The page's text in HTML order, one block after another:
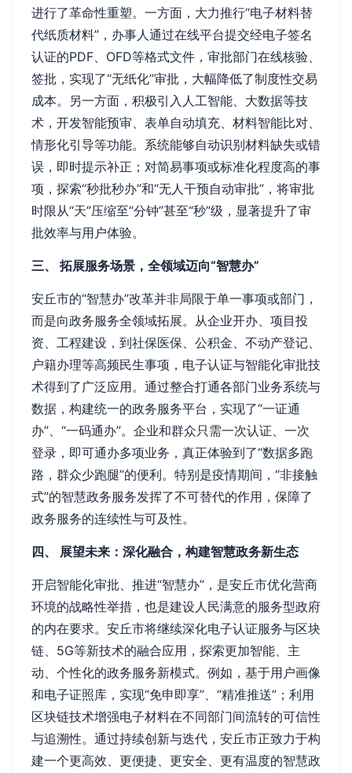
进行了革命性重塑。一方面，大力推行“电子材料替
代纸质材料”，办事人通过在线平台提交经电子签名
认证的PDF、OFD等格式文件，审批部门在线核验、
签批，实现了“无纸化”审批，大幅降低了制度性交易
成本。另一方面，积极引入人工智能、大数据等技
术，开发智能预审、表单自动填充、材料智能比对、
情形化引导等功能。系统能够自动识别材料缺失或错
误，即时提示补正；对简易事项或标准化程度高的事
项，探索“秒批秒办”和“无人干预自动审批”，将审批
时限从“天”压缩至“分钟”甚至“秒”级，显著提升了审
批效率与用户体验。
三、 拓展服务场景，全领域迈向“智慧办”
安丘市的“智慧办”改革并非局限于单一事项或部门，
而是向政务服务全领域拓展。从企业开办、项目投
资、工程建设，到社保医保、公积金、不动产登记、
户籍办理等高频民生事项，电子认证与智能化审批技
术得到了广泛应用。通过整合打通各部门业务系统与
数据，构建统一的政务服务平台，实现了“一证通
办”、“一码通办”。企业和群众只需一次认证、一次
登录，即可通办多项业务，真正体验到了“数据多跑
路，群众少跑腿”的便利。特别是疫情期间，“非接触
式”的智慧政务服务发挥了不可替代的作用，保障了
政务服务的连续性与可及性。
四、 展望未来：深化融合，构建智慧政务新生态
开启智能化审批、推进“智慧办”，是安丘市优化营商
环境的战略性举措，也是建设人民满意的服务型政府
的内在要求。安丘市将继续深化电子认证服务与区块
链、5G等新技术的融合应用，探索更加智能、主
动、个性化的政务服务新模式。例如，基于用户画像
和电子证照库，实现“免申即享”、“精准推送”；利用
区块链技术增强电子材料在不同部门间流转的可信性
与追溯性。通过持续创新与迭代，安丘市正致力于构
建一个更高效、更便捷、更安全、更有温度的智慧政